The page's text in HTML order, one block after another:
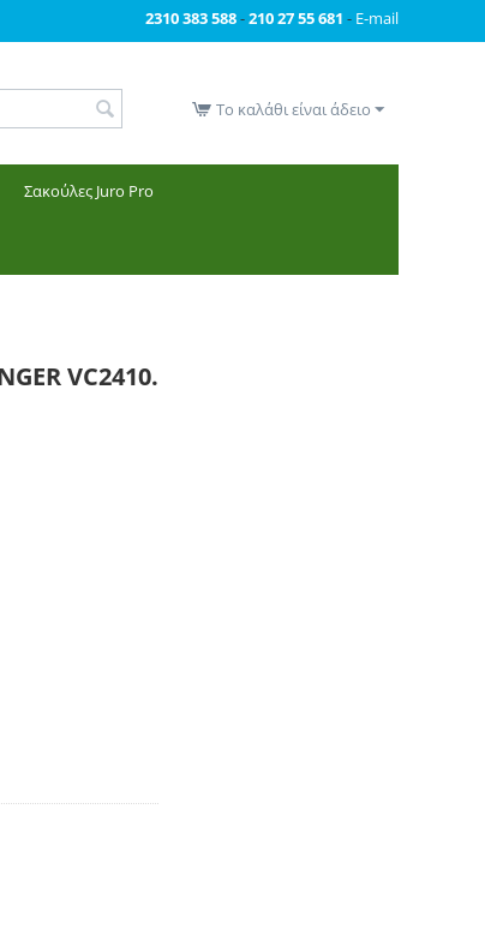
2310 383 588-210 27 55 681 - E-mail
Το καλάθι είναι άδειο
Σακούλες Juro Pro
VC2410.